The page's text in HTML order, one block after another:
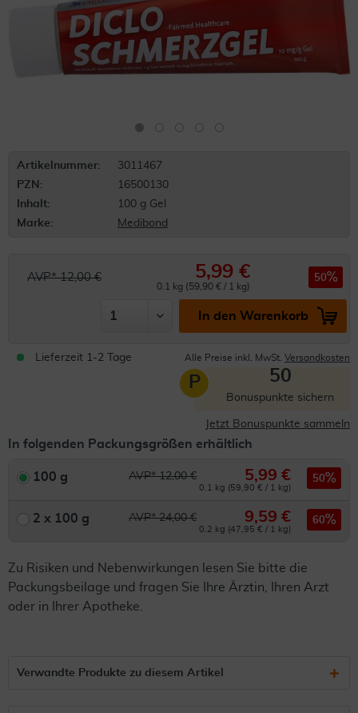
Artikelnummer:
3011467
PZN:
16500130
Inhalt:
100 g Gel
Marke:
Medibond
AVP* 12,00 € 5,99 €
0.1 kg (59,90 € / 1 kg)
50
In den Warenkorb
Lieferzeit 1-2 Tage Alle Preise inkl. MwSt. Versandkosten
P 50
Bonuspunkte sichern
Jetzt Bonuspunkte sammeln
In folgenden Packungsgrößen erhältlich
100 g AVP* 12,00 € 5,99 €
0.1 kg (59,90 € / 1 kg)
50
2 x 100 g AVP* 24,00 € 9,59 €
0.2 kg (47,95 € / 1 kg)
60
Zu Risiken und Nebenwirkungen lesen Sie bitte die
Packungsbeilage und fragen Sie Ihre Ärztin, Ihren Arzt
oder in Ihrer Apotheke.
Verwandte Produkte zu diesem Artikel